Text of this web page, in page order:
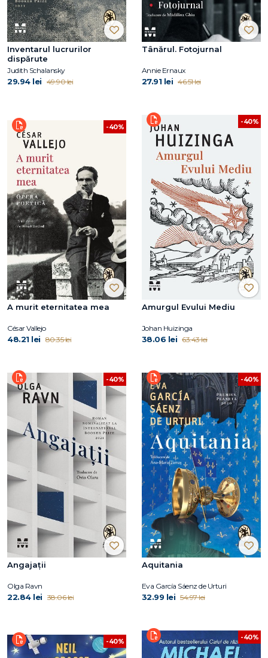
Inventarul lucrurilor
dispărute
Judith Schalansky
29.94 lei 49.90 lei
Tânărul. Fotojurnal
Annie Ernaux
27.91 lei 46.51 lei
-40%
A murit eternitatea mea
César Vallejo
48.21 lei 80.35 lei
-40%
Amurgul Evului Mediu
Johan Huizinga
38.06 lei 63.43 lei
-40%
Angajații
Olga Ravn
22.84 lei 38.06 lei
-40%
Aquitania
Eva García Sáenz de Urturi
32.99 lei 54.97 lei
-40%
-40%